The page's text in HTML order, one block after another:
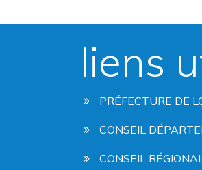
liens
PRÉFECTURE DE
CONSEIL
CONSEIL